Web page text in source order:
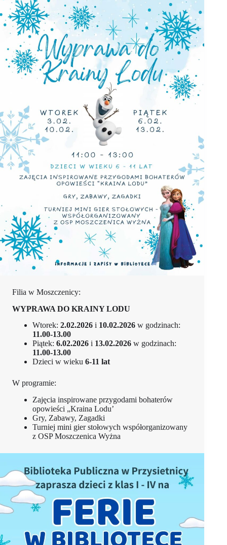
Filia w Moszczenicy:
WYPRAWA DO KRAINY LODU
Wtorek: 2.02.2026 i 10.02.2026 w godzinach:
11.00-13.00
Piątek: 6.02.2026 i 13.02.2026 w godzinach:
11.00-13.00
Dzieci w wieku 6-11 lat
W programie:
Zajęcia inspirowane przygodami bohaterów
opowieści „Kraina Lodu’
Gry, Zabawy, Zagadki
Turniej mini gier stołowych współorganizowany
z OSP Moszczenica Wyżna